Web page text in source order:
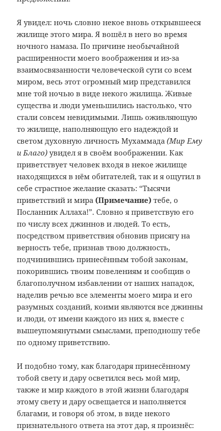
Я увидел: ночь словно некое вновь открывшееся
жилище этого мира. Я вошёл в него во время
ночного намаза. По причине необычайной
расширенности моего воображения и из-за
взаимосвязанности человеческой сути со всем
миром, весь этот огромный мир представился
мне той ночью в виде некого жилища. Живые
существа и люди уменьшились настолько, что
стали совсем невидимыми. Лишь оживляющую
то жилище, наполняющую его надеждой и
светом духовную личность Мухаммада(Мир Ему
и Благо) увидел я в своём воображении. Как
приветствует человек входя в некое жилище
находящихся в нём обитателей, так и я ощутил в
себе страстное желание сказать: “Тысячи
приветствий и мира (Примечание) тебе, о
Посланник Аллаха!”. Словно я приветствую его
по числу всех джиннов и людей. То есть,
посредством приветствия обновив присягу на
верность тебе, признав твою должность,
подчинившись принесённым тобой законам,
покорившись твоим повелениям и сообщив о
благополучном избавлении от наших нападок,
наделив речью все элементы моего мира и его
разумных созданий, коими являются все джинны
и люди, от имени каждого из них я, вместе с
вышеупомянутыми смыслами, преподношу тебе
по одному приветствию.
И подобно тому, как благодаря принесённому
тобой свету и дару осветился весь мой мир,
также и мир каждого в этой жизни благодаря
этому свету и дару освещается и наполняется
благами, и говоря об этом, в виде некого
признательного ответа на этот дар, я произнёс: